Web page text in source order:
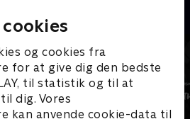
og cookies fra
for at give dig den bedste
til statistik og til at
dig. Vores
kan anvende cookie-data til